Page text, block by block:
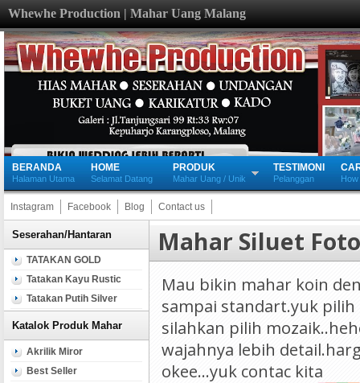
Whewhe Production | Mahar Uang Malang
BERANDA
Halaman Utama
HOME
Selamat Datang
PRODUK
Mahar Uang / Unik
TESTIMONI
Pelanggan
Instagram Facebook Blog Contact us
Seserahan/Hantaran
TATAKAN GOLD
Tatakan Kayu Rustic
Tatakan Putih Silver
Katalok Produk Mahar
Akrilik Miror
Best Seller
Mahar Siluet
Mau bikin mahar koin
sampai standart.yuk
silahkan pilih
wajahnya lebih
okee...yuk contac kita